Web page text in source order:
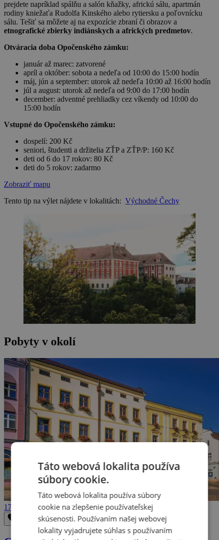
prejdete napríklad spálňu a salón kňažky, africkú sálu, apartmán
rodiny kniežaťa Rudolfa Kinského alebo rytiersku a poľovnícku
sálu. Tešiť sa môžete aj na expozície zbraní či obrazov a
etnografické zbierky indiánskych a afrických predmetov.
Otváracia doba Opočenského zámku:
január až marec: zatvorené
apríl a október: sobota a nedeľa od 10:00 do 15:00 hodín
máj, jún a september: utorok až nedeľa 10:00 až 16:00 hodín
júl a august: utorok až nedeľa od 9:00 do 17:00 hodín
december: adventné prehliadky cez víkendy od 10:00 do
15:00 hodín
Vstupné do Opočenského zámku:
dospelí: 200 Kč
seniori, študenti a držitelia ZŤP a ZŤP/P: 160 Kč
deti od 6 do 17 rokov: 80 Kč
deti do 5 rokov: zadarmo
Zobraziť mapu
Tento tip na výlet nájdete v lokalitách: Východné Čechy
Pobyty v okolí
179 €
Odstrániť z obľúbených Uložiť do obľúbených
Táto webová lokalita používa
súbory cookie.
Táto webová lokalita používa súbory
cookie na zlepšenie používateľskej
skúsenosti. Používaním našej webovej
lokality vyjadrujete súhlas s používaním